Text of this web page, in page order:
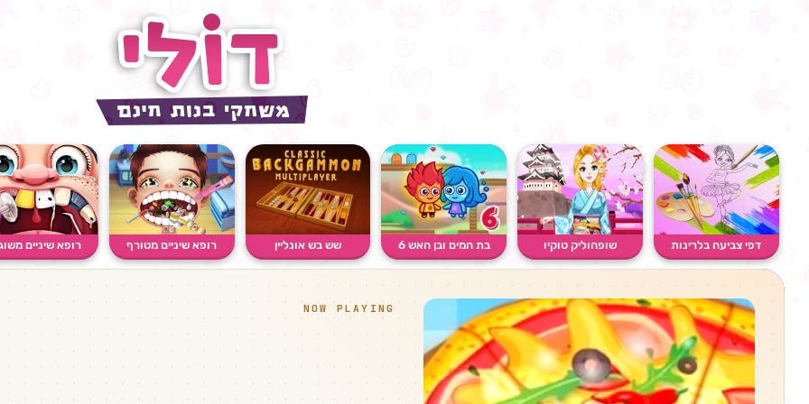
דפי צביעה בלרינות שופהוליק טוקיו בת המים ובן האש 6 שש בש אונליין רופא שיניים מטורף רופא שיניים